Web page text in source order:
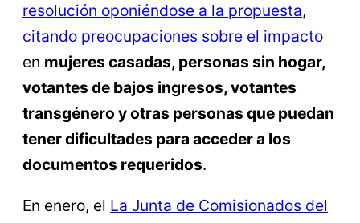
resolución oponiéndose a la propuesta,
citando preocupaciones sobre el impacto
en mujeres casadas, personas sin hogar,
votantes de bajos ingresos, votantes
transgénero y otras personas que puedan
tener dificultades para acceder a los
documentos requeridos.
En enero, el La Junta de Comisionados del